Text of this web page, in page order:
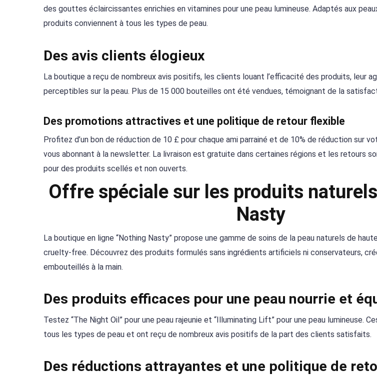
des gouttes éclaircissantes enrichies en vitamines pour une peau lumineuse. Adaptés aux
produits conviennent à tous les types de peau.
Des avis clients élogieux
La boutique a reçu de nombreux avis positifs, les clients louant l’efficacité des produits, leur
perceptibles sur la peau. Plus de 15 000 bouteilles ont été vendues, témoignant de la
Des promotions attractives et une politique de retour flexible
Profitez d’un bon de réduction de 10 £ pour chaque ami parrainé et de 10% de réduction sur
vous abonnant à la newsletter. La livraison est gratuite dans certaines régions et les retours
pour des produits scellés et non ouverts.
Offre spéciale sur les produits
Nasty
La boutique en ligne “Nothing Nasty” propose une gamme de soins de la peau naturels de
cruelty-free. Découvrez des produits formulés sans ingrédients artificiels ni conservateurs,
embouteillés à la main.
Des produits efficaces pour une peau nourrie et
Testez “The Night Oil” pour une peau rajeunie et “Illuminating Lift” pour une peau lumineuse.
tous les types de peau et ont reçu de nombreux avis positifs de la part des clients satisfaits.
Des réductions attrayantes et une politique de